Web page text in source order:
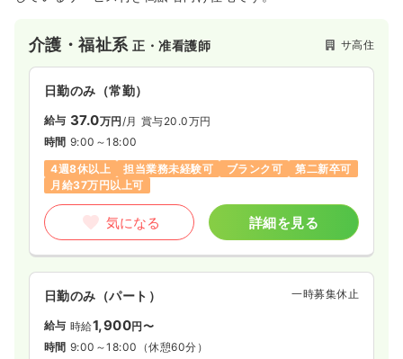
日勤のみ（契約社員）
給与 43.7〜52.0万円/月 賞与3.5ヶ月
※一例
4週8休以上
担当業務未経験可 月給40万円以上可
気になる 詳細を見る
介護・福祉系正・准看護師 サ高住
日勤のみ（常勤）
給与 37.0万円/月 賞与20.0万円
時間 9:00～18:00
4週8休以上
担当業務未経験可 ブランク可
第二新卒可
月給37万円以上可
気になる 詳細を見る
日勤のみ（パート） 一時募集休止
給与 時給1,900円〜
時間 9:00～18:00 （休憩60分）